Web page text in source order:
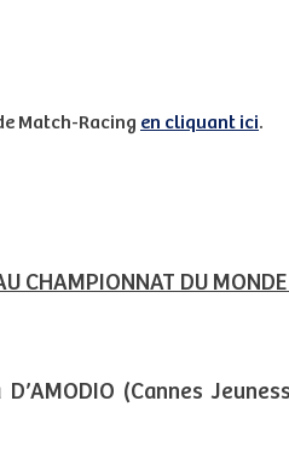
Match-Racing en cliquant ici.
CHAMPIONNAT DU
(Cannes